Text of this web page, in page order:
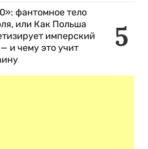
5
фантомное тело
или Как Польша
имперский
и чему это учит